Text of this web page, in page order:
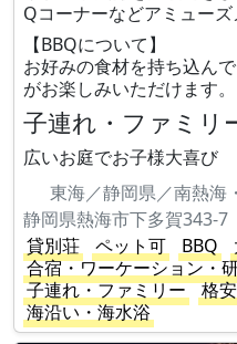
Qコーナーなどアミューズ
【BBQについて】
お好みの食材を持ち込ん
がお楽しみいただけます。
子連れ・ファミリ
広いお庭でお子様大喜び
東海／静岡県／南熱海
静岡県熱海市下多賀343-7
貸別荘
ペット可 BBQ
合宿・ワーケーション・
子連れ・ファミリー
格安
海沿い・海水浴